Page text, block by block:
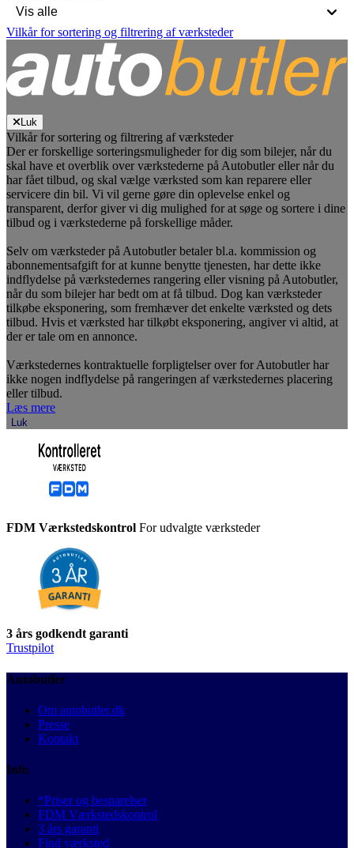
Vilkår for sortering og filtrering af værksteder
Luk
Vilkår for sortering og filtrering af værksteder
Der er forskellige sorteringsmuligheder for dig som bilejer, når du
skal have et overblik over værkstederne på Autobutler eller når du
har fået tilbud, og skal vælge værksted som kan reparere eller
servicere din bil. Vi vil gerne gøre din oplevelse enkel og
transparent, derfor giver vi dig mulighed for at søge og sortere i dine
tilbud og i værkstederne på forskellige måder.
Selv om værksteder på Autobutler betaler bl.a. kommission og
abonnementsafgift for at kunne benytte tjenesten, har dette ikke
indflydelse på værkstedernes rangering eller visning på Autobutler,
når du som bilejer har bedt om at få tilbud. Dog kan værksteder
tilkøbe eksponering, som fremhæver det enkelte værksted og dets
tilbud. Hvis et værksted har tilkøbt eksponering, angiver vi altid, at
der er tale om en annonce.
Værkstedernes kontraktuelle forpligtelser over for Autobutler har
ikke nogen indflydelse på rangeringen af værkstedernes placering
eller tilbud.
Læs mere
Luk
FDM Værkstedskontrol For udvalgte værksteder
3 års godkendt garanti
Trustpilot
Autobutler
Om autobutler.dk
Presse
Kontakt
Info
*Priser og besparelser
FDM Værkstedskontrol
3 års garanti
Find værksted